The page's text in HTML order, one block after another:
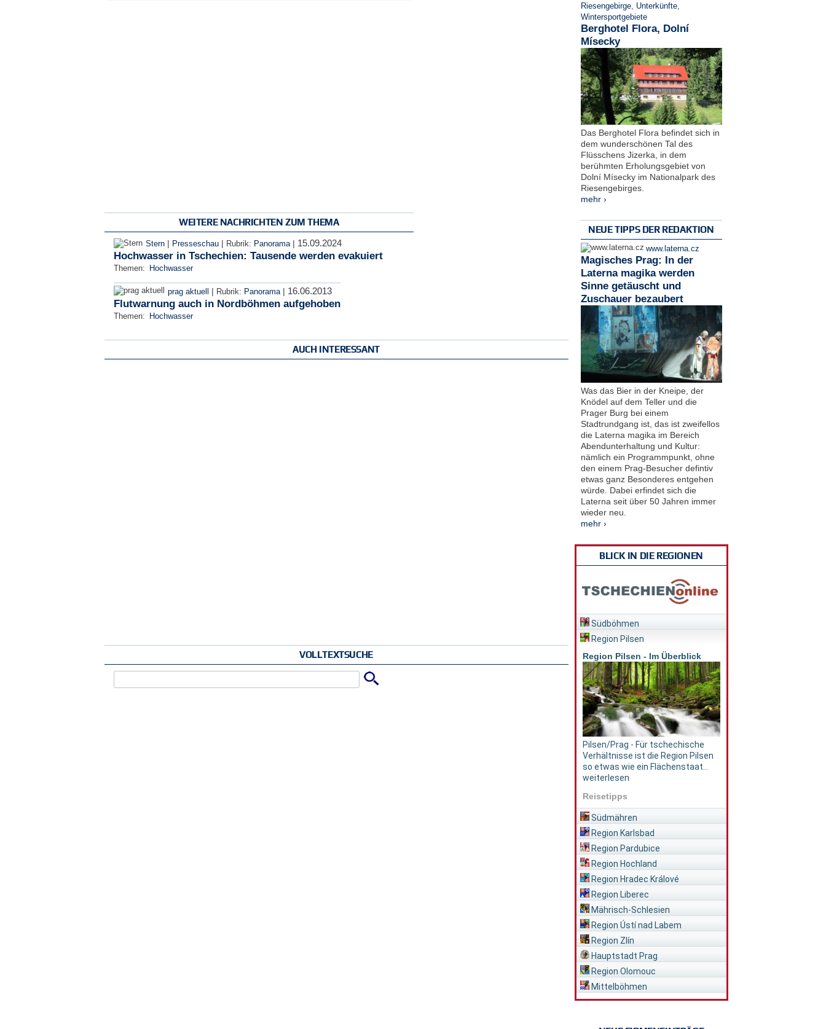
WEITERE NACHRICHTEN ZUM THEMA
Stern | Presseschau | Rubrik: Panorama | 15.09.2024
Hochwasser in Tschechien: Tausende werden evakuiert
Themen: Hochwasser
prag aktuell | Rubrik: Panorama | 16.06.2013
Flutwarnung auch in Nordböhmen aufgehoben
Themen: Hochwasser
AUCH INTERESSANT
VOLLTEXTSUCHE
Riesengebirge, Unterkünfte,
Wintersportgebiete
Berghotel Flora, Dolní
Mísecky
Das Berghotel Flora befindet sich in
dem wunderschönen Tal des
Flüsschens Jizerka, in dem
berühmten Erholungsgebiet von
Dolní Mísecky im Nationalpark des
Riesengebirges.
mehr ›
NEUE TIPPS DER REDAKTION
www.laterna.cz
Magisches Prag: In der
Laterna magika werden
Sinne getäuscht und
Zuschauer bezaubert
Was das Bier in der Kneipe, der
Knödel auf dem Teller und die
Prager Burg bei einem
Stadtrundgang ist, das ist zweifellos
die Laterna magika im Bereich
Abendunterhaltung und Kultur:
nämlich ein Programmpunkt, ohne
den einem Prag-Besucher defintiv
etwas ganz Besonderes entgehen
würde. Dabei erfindet sich die
Laterna seit über 50 Jahren immer
wieder neu.
mehr ›
BLICK IN DIE REGIONEN
Südböhmen
Region Pilsen
Region Pilsen - Im Überblick
Pilsen/Prag - Für tschechische
Verhältnisse ist die Region Pilsen
so etwas wie ein Flächenstaat...
weiterlesen
Reisetipps
Südmähren
Region Karlsbad
Region Pardubice
Region Hochland
Region Hradec Králové
Region Liberec
Mährisch-Schlesien
Region Ústí nad Labem
Region Zlín
Hauptstadt Prag
Region Olomouc
Mittelböhmen